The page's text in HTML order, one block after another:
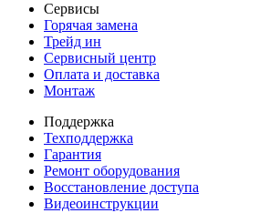
Сервисы
Горячая замена
Трейд ин
Сервисный центр
Оплата и доставка
Монтаж
Поддержка
Техподдержка
Гарантия
Ремонт оборудования
Восстановление доступа
Видеоинструкции